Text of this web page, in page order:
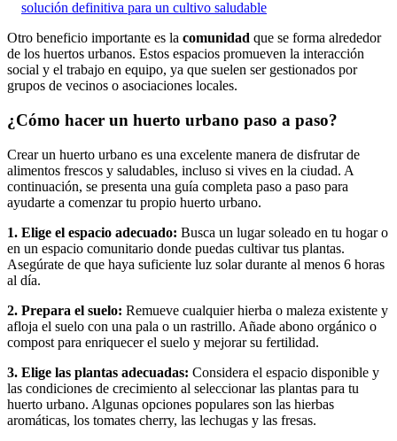
solución definitiva para un cultivo saludable
Otro beneficio importante es la comunidad que se forma alrededor
de los huertos urbanos. Estos espacios promueven la interacción
social y el trabajo en equipo, ya que suelen ser gestionados por
grupos de vecinos o asociaciones locales.
¿Cómo hacer un huerto urbano paso a paso?
Crear un huerto urbano es una excelente manera de disfrutar de
alimentos frescos y saludables, incluso si vives en la ciudad. A
continuación, se presenta una guía completa paso a paso para
ayudarte a comenzar tu propio huerto urbano.
1. Elige el espacio adecuado: Busca un lugar soleado en tu hogar o
en un espacio comunitario donde puedas cultivar tus plantas.
Asegúrate de que haya suficiente luz solar durante al menos 6 horas
al día.
2. Prepara el suelo: Remueve cualquier hierba o maleza existente y
afloja el suelo con una pala o un rastrillo. Añade abono orgánico o
compost para enriquecer el suelo y mejorar su fertilidad.
3. Elige las plantas adecuadas: Considera el espacio disponible y
las condiciones de crecimiento al seleccionar las plantas para tu
huerto urbano. Algunas opciones populares son las hierbas
aromáticas, los tomates cherry, las lechugas y las fresas.